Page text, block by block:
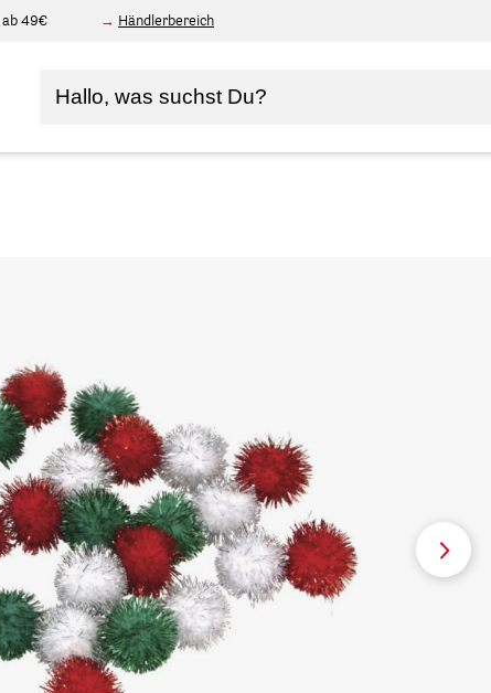
ab 49€ Händlerbereich